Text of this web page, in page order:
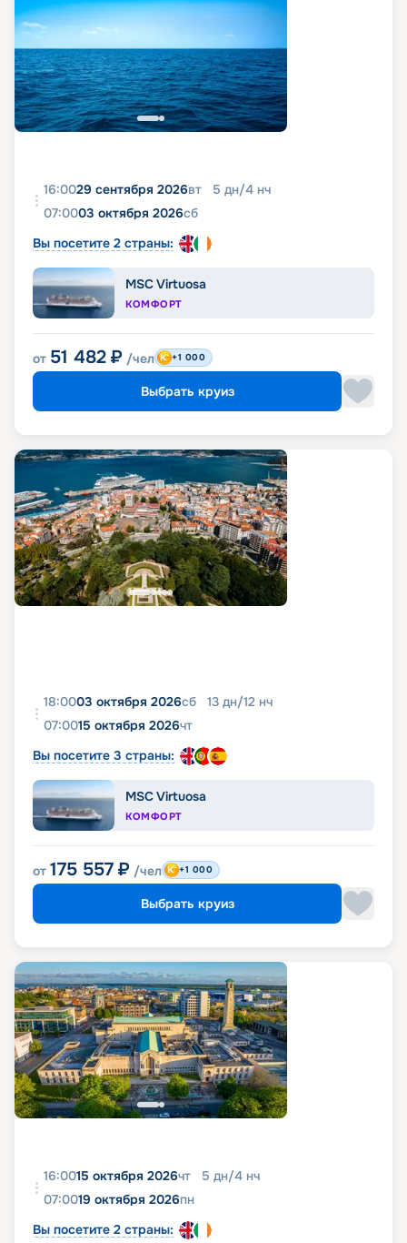
16:0029 сентября 2026вт 5 дн/4 нч
07:0003 октября 2026сб
Вы посетите 2 страны:
MSC Virtuosa
КОМФОРТ
от 51 482 ₽ /чел +1 000
Выбрать круиз
18:0003 октября 2026сб 13 дн/12 нч
07:0015 октября 2026чт
Вы посетите 3 страны:
MSC Virtuosa
КОМФОРТ
от 175 557 ₽ /чел +1 000
Выбрать круиз
16:0015 октября 2026чт 5 дн/4 нч
07:0019 октября 2026пн
Вы посетите 2 страны: